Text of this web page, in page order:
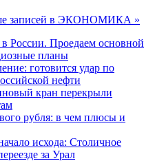
записей в ЭКОНОМИКА »
России. Проедаем основной
планы
готовится удар по
нефти
кран перекрыли
рубля: в чем плюсы и
исхода: Столичное
за Урал